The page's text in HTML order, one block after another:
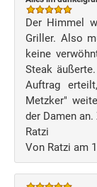
Der Himmel
Griller. Also
keine
Steak
Auftrag
Metzker"
der Damen
Ratzi
Von Ratzi am